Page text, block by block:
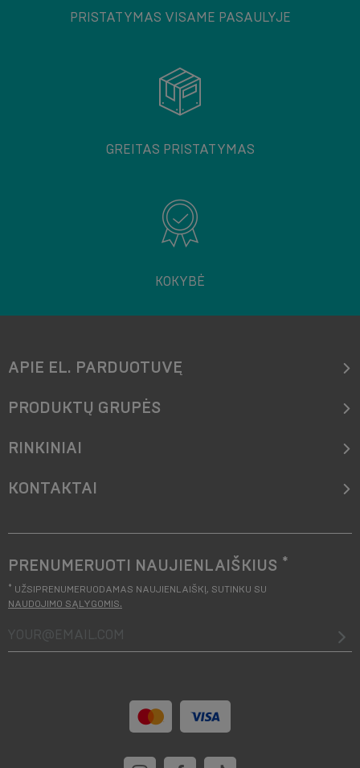
PRISTATYMAS VISAME PASAULYJE
GREITAS PRISTATYMAS
KOKYBĖ
APIE EL. PARDUOTUVĘ
PRODUKTŲ GRUPĖS
RINKINIAI
KONTAKTAI
PRENUMERUOTI NAUJIENLAIŠKIUS *
* UŽSIPRENUMERUODAMAS NAUJIENLAIŠKĮ, SUTINKU SU
NAUDOJIMO SĄLYGOMIS.
your@email.com